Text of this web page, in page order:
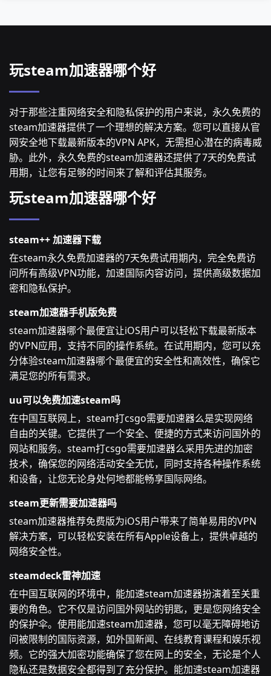
玩steam加速器哪个好
对于那些注重网络安全和隐私保护的用户来说，永久免费的
steam加速器提供了一个理想的解决方案。您可以直接从官
网安全地下载最新版本的VPN APK，无需担心潜在的病毒威
胁。此外，永久免费的steam加速器还提供了7天的免费试
用期，让您有足够的时间来了解和评估其服务。
玩steam加速器哪个好
steam++ 加速器下载
在steam永久免费加速器的7天免费试用期内，完全免费访
问所有高级VPN功能，加速国际内容访问，提供高级数据加
密和隐私保护。
steam加速器手机版免费
steam加速器哪个最便宜让iOS用户可以轻松下载最新版本
的VPN应用，支持不同的操作系统。在试用期内，您可以充
分体验steam加速器哪个最便宜的安全性和高效性，确保它
满足您的所有需求。
uu可以免费加速steam吗
在中国互联网上，steam打csgo需要加速器么是实现网络
自由的关键。它提供了一个安全、便捷的方式来访问国外的
网站和服务。steam打csgo需要加速器么采用先进的加密
技术，确保您的网络活动安全无忧，同时支持各种操作系统
和设备，让您无论身处何地都能畅享国际网络。
steam更新需要加速器吗
steam加速器推荐免费版为iOS用户带来了简单易用的VPN
解决方案，可以轻松安装在所有Apple设备上，提供卓越的
网络安全性。
steamdeck雷神加速
在中国互联网的环境中，能加速steam加速器扮演着至关重
要的角色。它不仅是访问国外网站的钥匙，更是您网络安全
的保护伞。使用能加速steam加速器，您可以毫无障碍地访
问被限制的国际资源，如外国新闻、在线教育课程和娱乐视
频。它的强大加密功能确保了您在网上的安全，无论是个人
隐私还是数据安全都得到了充分保护。能加速steam加速器